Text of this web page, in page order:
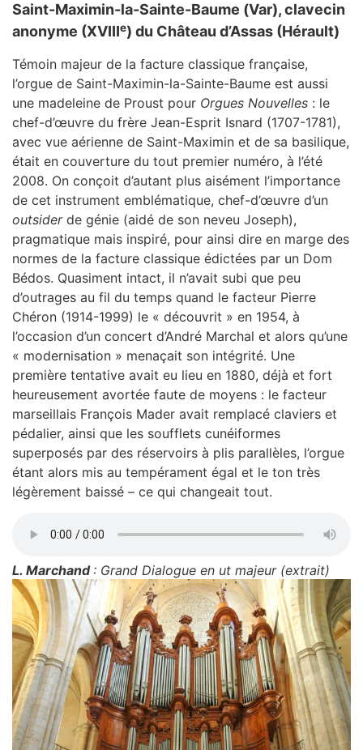
Saint-Maximin-la-Sainte-Baume (Var), clavecin
anonyme (XVIIIe) du Château d’Assas (Hérault)
Témoin majeur de la facture classique française,
l’orgue de Saint-Maximin-la-Sainte-Baume est aussi
une madeleine de Proust pour Orgues Nouvelles : le
chef-d’œuvre du frère Jean-Esprit Isnard (1707-1781),
avec vue aérienne de Saint-Maximin et de sa basilique,
était en couverture du tout premier numéro, à l’été
2008. On conçoit d’autant plus aisément l’importance
de cet instrument emblématique, chef-d’œuvre d’un
outsiderde génie (aidé de son neveu Joseph),
pragmatique mais inspiré, pour ainsi dire en marge des
normes de la facture classique édictées par un Dom
Bédos. Quasiment intact, il n’avait subi que peu
d’outrages au fil du temps quand le facteur Pierre
Chéron (1914-1999) le « découvrit » en 1954, à
l’occasion d’un concert d’André Marchal et alors qu’une
« modernisation » menaçait son intégrité. Une
première tentative avait eu lieu en 1880, déjà et fort
heureusement avortée faute de moyens : le facteur
marseillais François Mader avait remplacé claviers et
pédalier, ainsi que les soufflets cunéiformes
superposés par des réservoirs à plis parallèles, l’orgue
étant alors mis au tempérament égal et le ton très
légèrement baissé – ce qui changeait tout.
L. Marchand : Grand Dialogue en ut majeur(extrait)